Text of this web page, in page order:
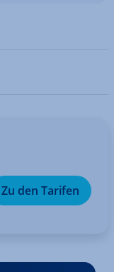
Zu den Tarifen